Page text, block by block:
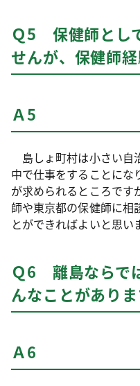
Ｑ5 保健師とし
せんが、保健師
Ａ5
島しょ町村は小さい自
中で仕事をすることにな
が求められるところです
師や東京都の保健師に相
とができればよいと思い
Ｑ6 離島ならで
んなことがあり
Ａ6